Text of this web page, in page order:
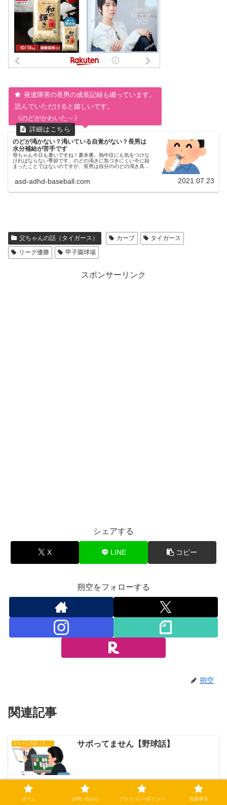
発達障害の長男の成長記録も綴っています。
読んでいただけると嬉しいです。
《のどがかわいた～》
のどが渇かない？渇いている自覚がない？長男は
水分補給が苦手です
母ちゃん今日も暑いですね！夏本番。熱中症にも気をつけな
ければならない季節です。のどの渇きに気づきにくい今に始
まったことではないのですが、長男は自分ののどの渇き具合
と自分から言うことはほと...
asd-adhd-baseball.com 2021.07.23
父ちゃんの話（タイガース） カープ
タイガース
リーグ優勝
甲子園球場
スポンサーリンク
シェアする
X LINE コピー
朔空をフォローする
朔空
関連記事
サボってません【野球話】
難敵東投手を攻略して快勝！【野球
話】
ホーム お問い合わせ プライバシーポリシー 免責事項